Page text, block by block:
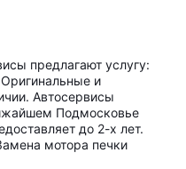
предлагают услугу:
и
Автосервисы
Подмосковье
до 2-х лет.
мотора печки